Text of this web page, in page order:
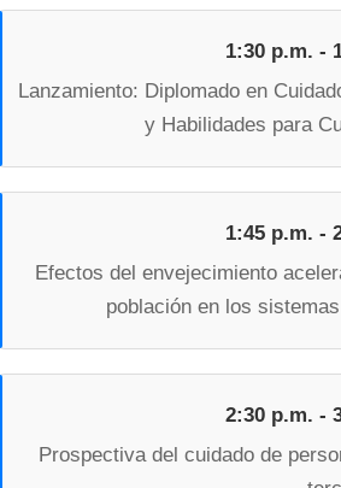
1:30 p.m. -
Lanzamiento: Diplomado en
y Habilidades para
1:45 p.m. -
Efectos del envejecimiento
población en los
2:30 p.m. -
Prospectiva del cuidado de